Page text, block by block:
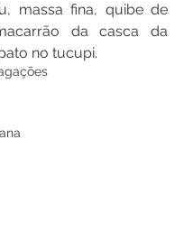
massa fina, quibe de
da casca da
no tucupi.